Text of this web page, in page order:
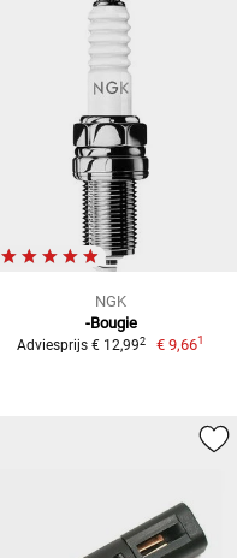
NGK
-Bougie
Adviesprijs € 12,992 € 9,661